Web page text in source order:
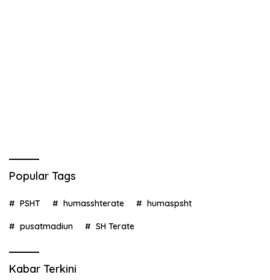
Popular Tags
PSHT humasshterate humaspsht
pusatmadiun SH Terate
Kabar Terkini